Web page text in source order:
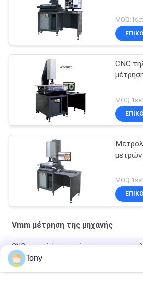
MOQ:1set
CNC
MOQ:1set
MOQ:1set
Vmm μέτρηση της μηχανής
CNC οπτική όργανο μέτρησης στη
3 γραμμικός κωδικοποιητής Vmm άξονα
μηχανή
Tony